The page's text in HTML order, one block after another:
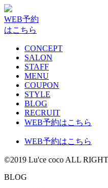
WEB予約
はこちら
CONCEPT
SALON
STAFF
MENU
COUPON
STYLE
BLOG
RECRUIT
WEB予約はこちら
WEB予約はこちら
©2019 Lu'ce coco ALL
BLOG